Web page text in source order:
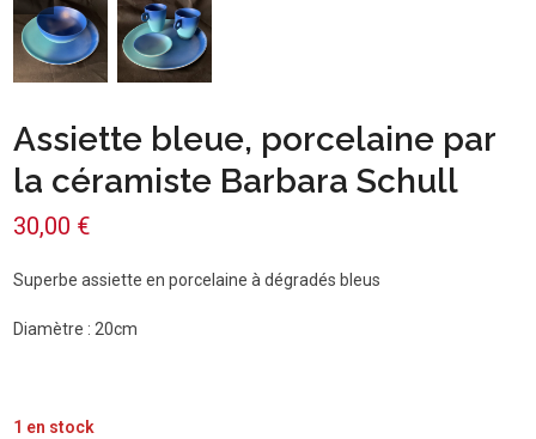
Assiette bleue, porcelaine par
la céramiste Barbara Schull
30,00 €
Superbe assiette en porcelaine à dégradés bleus
Diamètre : 20cm
1 en stock